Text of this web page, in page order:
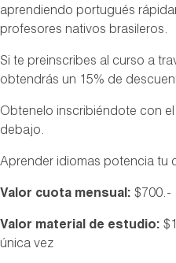
aprendiendo portugués
profesores nativos brasileros.
Si te preinscribes al curso a
obtendrás un 15% de
Obtenelo inscribiéndote con
debajo.
Aprender idiomas potencia tu
Valor cuota mensual: $700.-
Valor material de estudio:
única vez